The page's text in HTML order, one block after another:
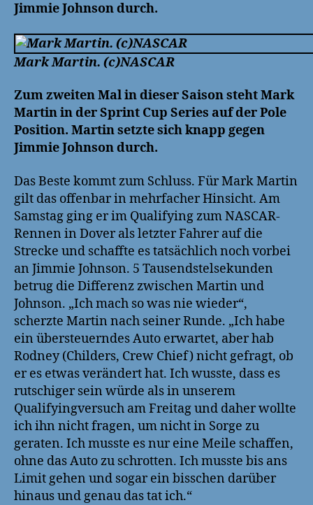
Jimmie Johnson durch.
Mark Martin. (c)NASCAR
Zum zweiten Mal in dieser Saison steht Mark
Martin in der Sprint Cup Series auf der Pole
Position. Martin setzte sich knapp gegen
Jimmie Johnson durch.
Das Beste kommt zum Schluss. Für Mark Martin
gilt das offenbar in mehrfacher Hinsicht. Am
Samstag ging er im Qualifying zum NASCAR-
Rennen in Dover als letzter Fahrer auf die
Strecke und schaffte es tatsächlich noch vorbei
an Jimmie Johnson. 5 Tausendstelsekunden
betrug die Differenz zwischen Martin und
Johnson. „Ich mach so was nie wieder“,
scherzte Martin nach seiner Runde. „Ich habe
ein übersteuerndes Auto erwartet, aber hab
Rodney (Childers, Crew Chief) nicht gefragt, ob
er es etwas verändert hat. Ich wusste, dass es
rutschiger sein würde als in unserem
Qualifyingversuch am Freitag und daher wollte
ich ihn nicht fragen, um nicht in Sorge zu
geraten. Ich musste es nur eine Meile schaffen,
ohne das Auto zu schrotten. Ich musste bis ans
Limit gehen und sogar ein bisschen darüber
hinaus und genau das tat ich.“